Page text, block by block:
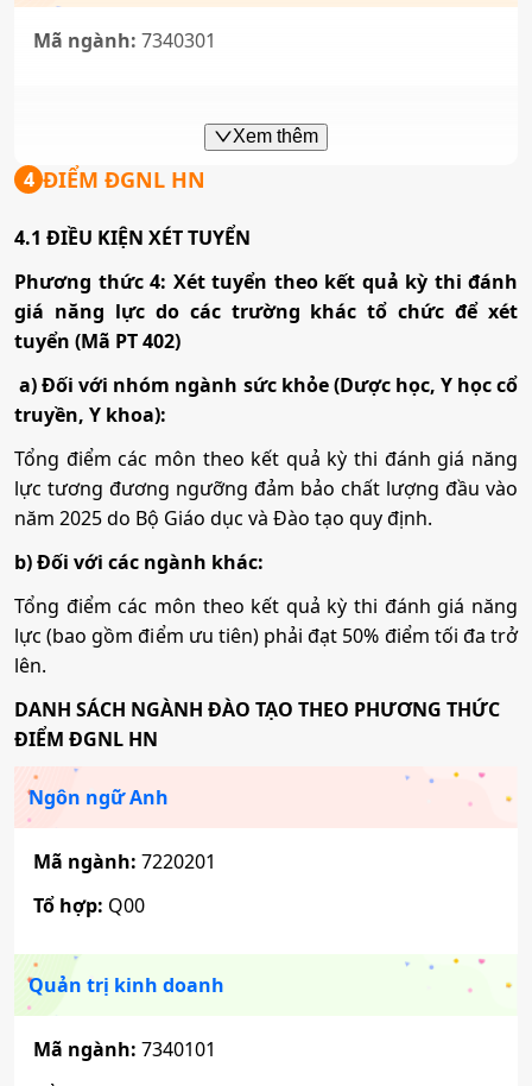
Mã ngành: 7340301
Công nghệ thông tin
Mã ngành:7480201
Mã ngành: 7720101
Tổ hợp: A00; A01; B00; D90
Y học cổ truyền
Mã ngành:7720115
Dược học
Mã ngành:
Quản trị dịch vụ du lịch và lữ hành
Mã ngành:7810103
Xem thêm
4 ĐIỂM ĐGNL HN
4.1 ĐIỀU KIỆN XÉT TUYỂN
Phương thức 4: Xét tuyển theo kết quả kỳ thi đánh
giá năng lực do các trường khác tổ chức để xét
tuyển (Mã PT 402)
a) Đối với nhóm ngành sức khỏe (Dược học, Y học cổ
truyền, Y khoa):
Tổng điểm các môn theo kết quả kỳ thi đánh giá năng
lực tương đương ngưỡng đảm bảo chất lượng đầu vào
năm 2025 do Bộ Giáo dục và Đào tạo quy định.
b) Đối với các ngành khác:
Tổng điểm các môn theo kết quả kỳ thi đánh giá năng
lực (bao gồm điểm ưu tiên) phải đạt 50% điểm tối đa trở
lên.
DANH SÁCH NGÀNH ĐÀO TẠO THEO PHƯƠNG THỨC
ĐIỂM ĐGNL HN
Ngôn ngữ Anh
Mã ngành: 7220201
Tổ hợp: Q00
Quản trị kinh doanh
Mã ngành: 7340101